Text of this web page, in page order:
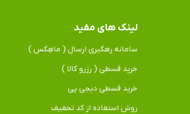
لینک های مفید
سامانه رهگیری ارسال ( ماهِکس )
خرید قسطی ( رزرو کالا )
خرید قسطی دیجی پی
روش استفاده از کد تخفیف